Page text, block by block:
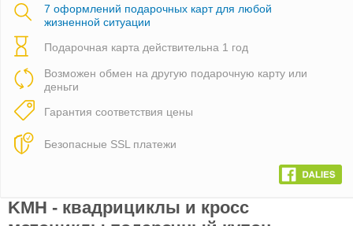
7 оформлений подарочных карт для любой
жизненной ситуации
Подарочная карта действительна 1 год
Возможен обмен на другую подарочную карту или
деньги
Гарантия соответствия цены
Безопасные SSL платежи
KMH - квадрициклы и кросс